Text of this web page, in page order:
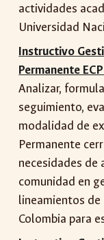
actividades
Universidad
Instructivo
Permanente
Analizar,
seguimiento,
modalidad de
Permanente
necesidades de
comunidad en
lineamientos
Colombia para